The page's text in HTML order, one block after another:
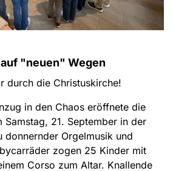
"neuen" Wegen
durch die Christuskirche!
in den Chaos eröffnete die
Samstag, 21. September in der
donnernder Orgelmusik und
zogen 25 Kinder mit
Corso zum Altar. Knallende